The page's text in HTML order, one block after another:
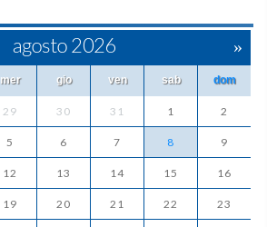
agosto 2026 »
mer gio ven sab dom
29 30 31 1 2
5 6 7 8 9
12 13 14 15 16
19 20 21 22 23